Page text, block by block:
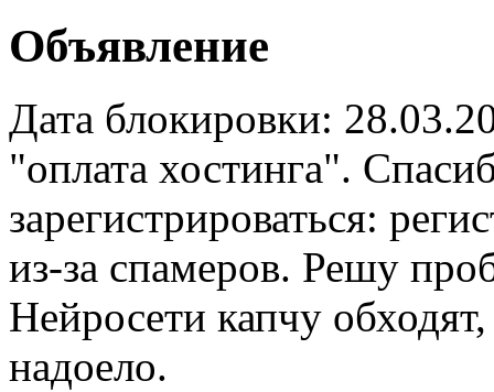
Объявление
Дата блокировки:
"оплата хостинга".
зарегистрироваться:
из-за спамеров. Решу
Нейросети капчу
надоело.